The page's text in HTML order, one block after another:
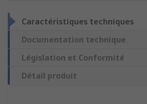
Caractéristiques techniques
Documentation technique
Législation et Conformité
Détail produit